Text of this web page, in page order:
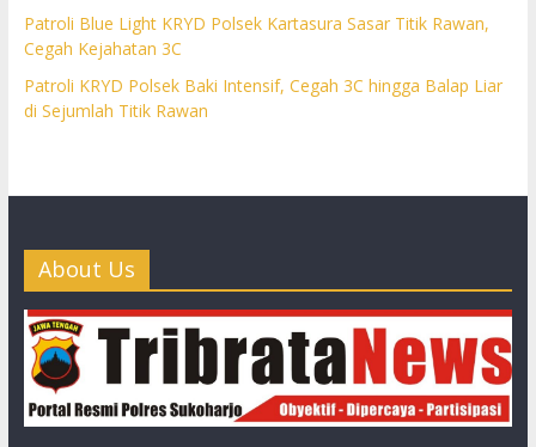
Patroli Blue Light KRYD Polsek Kartasura Sasar Titik Rawan,
Cegah Kejahatan 3C
Patroli KRYD Polsek Baki Intensif, Cegah 3C hingga Balap Liar
di Sejumlah Titik Rawan
About Us